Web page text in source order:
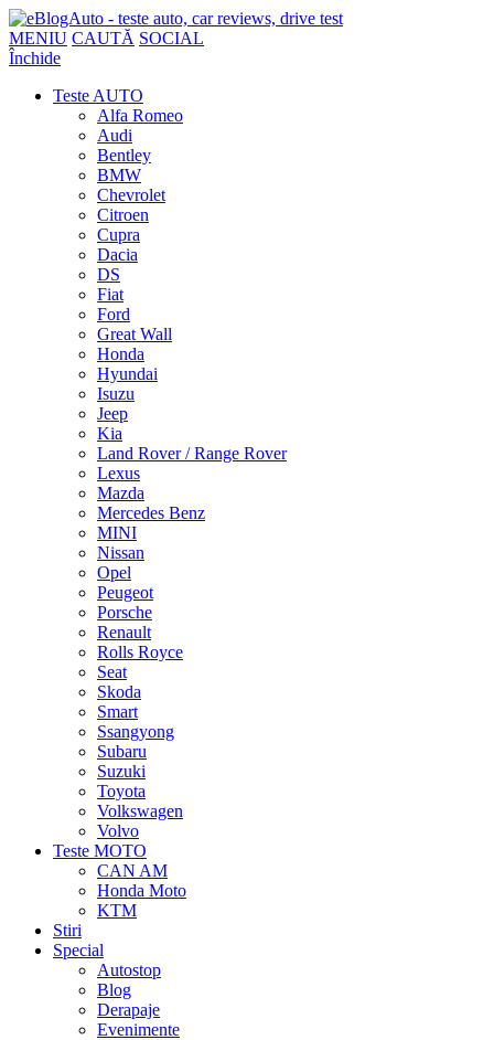
MENIU CAUTĂ SOCIAL
Închide
Teste AUTO
Alfa Romeo
Audi
Bentley
BMW
Chevrolet
Citroen
Cupra
Dacia
DS
Fiat
Ford
Great Wall
Honda
Hyundai
Isuzu
Jeep
Kia
Land Rover / Range Rover
Lexus
Mazda
Mercedes Benz
MINI
Nissan
Opel
Peugeot
Porsche
Renault
Rolls Royce
Seat
Skoda
Smart
Ssangyong
Subaru
Suzuki
Toyota
Volkswagen
Volvo
Teste MOTO
CAN AM
Honda Moto
KTM
Stiri
Special
Autostop
Blog
Derapaje
Evenimente